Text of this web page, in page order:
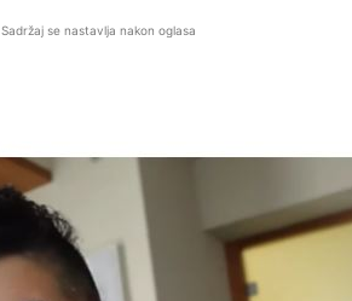
Sadržaj se nastavlja nakon oglasa